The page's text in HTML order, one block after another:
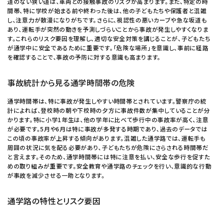
間帯、特に学校が始まる前や終わった後は、他の子どもたちや保護者と混雑
し、注意力が散漫になりがちです。さらに、視認性の悪いカーブや急な坂道も
あり、運転手が突然の動きを予測しづらいことから事故が発生しやすくなりま
す。これらのリスク要因を理解し、適切な安全対策を講じることが、子どもたち
が通学中に安全であるために重要です。「危険な場所」を意識し、事前に経路
を確認することで、事故の予防に対する意識も高まります。
事故統計から見る通学時間帯の危険
通学時間帯は、特に事故が発生しやすい時間帯とされています。警察庁の統
計によれば、登校時の朝や下校時の夕方に事故件数が集中していることが分
かります。特に小学1年生は、他の学年に比べて歩行中の事故率が高く、注意
が必要です。5月や6月は特に事故が多発する時期であり、過去のデータでは
この頃の事故率が上昇する傾向があります。混雑した通学路では、運転手も
周囲の状況に気を配る必要があり、子どもたちが危険にさらされる時間帯だ
と言えます。そのため、通学時間帯には特に注意を払い、安全な歩行を促すた
めの取り組みが重要です。安全教育や通学路のチェックを行い、意識的な行動
が事故を減少させる一助となります。
通学路の特性とリスク要因